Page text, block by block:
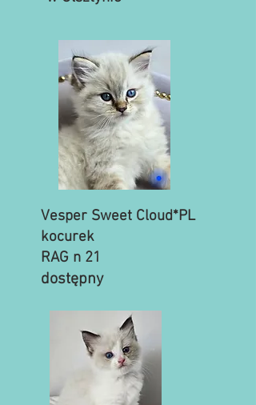
Vesper Sweet Cloud*PL
kocurek
RAG n 21
dostępny